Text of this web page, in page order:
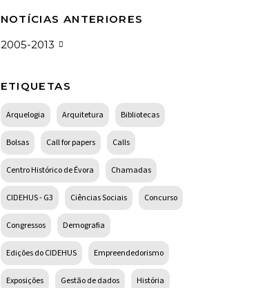
NOTÍCIAS ANTERIORES
2005-2013
ETIQUETAS
Arquelogia Arquitetura Bibliotecas
Bolsas Call for papers Calls
Centro Histórico de Évora Chamadas
CIDEHUS - G3 Ciências Sociais Concurso
Congressos Demografia
Edições do CIDEHUS Empreendedorismo
Exposições Gestão de dados História